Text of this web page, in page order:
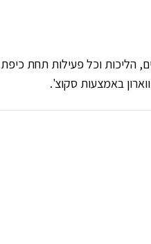
הליכות וכל פעילות תחת
באמצעות סקוצ'.